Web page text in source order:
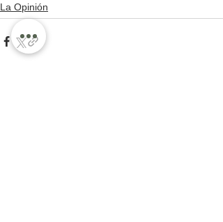
La Opinión